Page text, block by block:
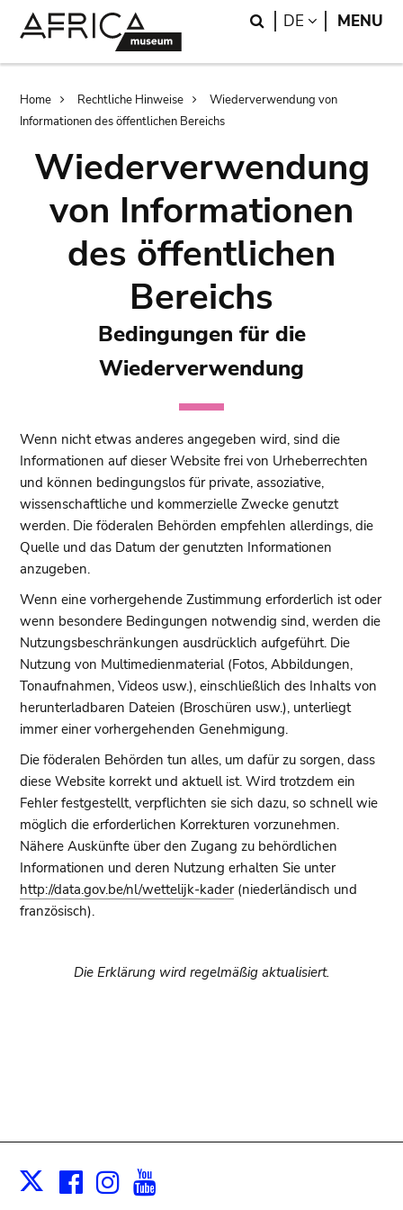
Search
DE LANGUAGE
MENU
Breadcrumb
Home Rechtliche Hinweise
Wiederverwendung von
Informationen des öffentlichen Bereichs
Wiederverwendung
von Informationen
des öffentlichen
Bereichs
Bedingungen für die
Wiederverwendung
Wenn nicht etwas anderes angegeben wird, sind die
Informationen auf dieser Website frei von Urheberrechten
und können bedingungslos für private, assoziative,
wissenschaftliche und kommerzielle Zwecke genutzt
werden. Die föderalen Behörden empfehlen allerdings, die
Quelle und das Datum der genutzten Informationen
anzugeben.
Wenn eine vorhergehende Zustimmung erforderlich ist oder
wenn besondere Bedingungen notwendig sind, werden die
Nutzungsbeschränkungen ausdrücklich aufgeführt. Die
Nutzung von Multimedienmaterial (Fotos, Abbildungen,
Tonaufnahmen, Videos usw.), einschließlich des Inhalts von
herunterladbaren Dateien (Broschüren usw.), unterliegt
immer einer vorhergehenden Genehmigung.
Die föderalen Behörden tun alles, um dafür zu sorgen, dass
diese Website korrekt und aktuell ist. Wird trotzdem ein
Fehler festgestellt, verpflichten sie sich dazu, so schnell wie
möglich die erforderlichen Korrekturen vorzunehmen.
Nähere Auskünfte über den Zugang zu behördlichen
Informationen und deren Nutzung erhalten Sie unter
http://data.gov.be/nl/wettelijk-kader(niederländisch und
französisch).
Die Erklärung wird regelmäßig aktualisiert.
X Facebook
Instagram